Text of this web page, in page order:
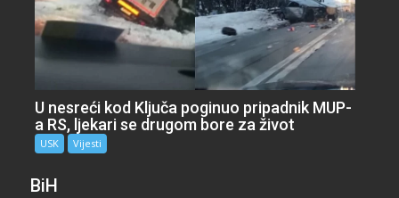
U nesreći kod Ključa poginuo pripadnik MUP-
a RS, ljekari se drugom bore za život
USK Vijesti
BiH